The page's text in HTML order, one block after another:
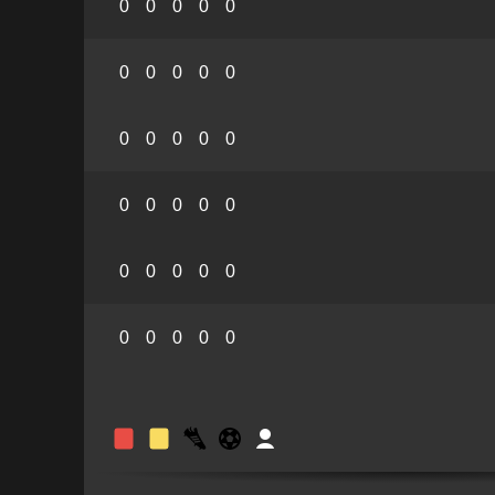
0
0
0
0
0
0
0
0
0
0
0
0
0
0
0
0
0
0
0
0
0
0
0
0
0
0
0
0
0
0